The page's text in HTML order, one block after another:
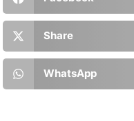
Share
WhatsApp